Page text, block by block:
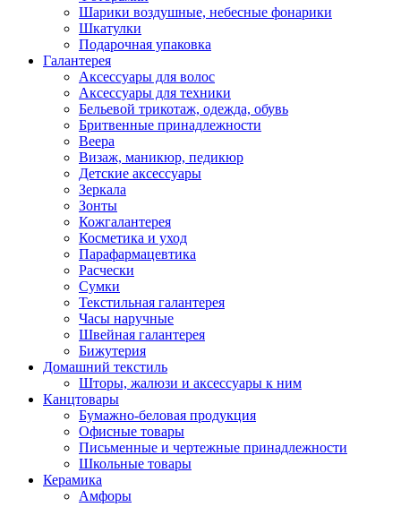
Шарики воздушные, небесные фонарики
Шкатулки
Подарочная упаковка
Галантерея
Аксессуары для волос
Аксессуары для техники
Бельевой трикотаж, одежда, обувь
Бритвенные принадлежности
Веера
Визаж, маникюр, педикюр
Детские аксессуары
Зеркала
Зонты
Кожгалантерея
Косметика и уход
Парафармацевтика
Расчески
Сумки
Текстильная галантерея
Часы наручные
Швейная галантерея
Бижутерия
Домашний текстиль
Шторы, жалюзи и аксессуары к ним
Канцтовары
Бумажно-беловая продукция
Офисные товары
Письменные и чертежные принадлежности
Школьные товары
Керамика
Амфоры